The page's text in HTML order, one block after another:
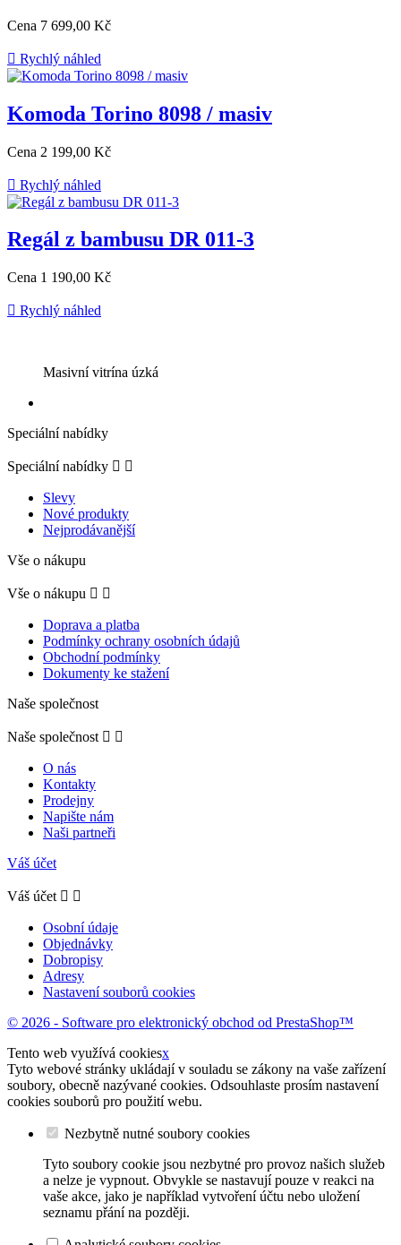
Cena 7 699,00 Kč
 Rychlý náhled
Komoda Torino 8098 / masiv
Cena 2 199,00 Kč
 Rychlý náhled
Regál z bambusu DR 011-3
Cena 1 190,00 Kč
 Rychlý náhled
Masivní vitrína úzká
Speciální nabídky
Speciální nabídky  
Slevy
Nové produkty
Nejprodávanější
Vše o nákupu
Vše o nákupu  
Doprava a platba
Podmínky ochrany osobních údajů
Obchodní podmínky
Dokumenty ke stažení
Naše společnost
Naše společnost  
O nás
Kontakty
Prodejny
Napište nám
Naši partneři
Váš účet
Váš účet  
Osobní údaje
Objednávky
Dobropisy
Adresy
Nastavení souborů cookies
© 2026 - Software pro elektronický obchod od PrestaShop™
Tento web využívá cookiesx
Tyto webové stránky ukládají v souladu se zákony na vaše zařízení
soubory, obecně nazývané cookies. Odsouhlaste prosím nastavení
cookies souborů pro použití webu.
Nezbytně nutné soubory cookies
Tyto soubory cookie jsou nezbytné pro provoz našich služeb
a nelze je vypnout. Obvykle se nastavují pouze v reakci na
vaše akce, jako je například vytvoření účtu nebo uložení
seznamu přání na později.